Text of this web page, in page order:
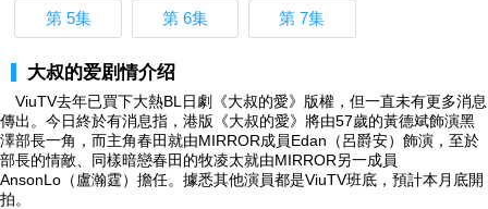
第 5集 第 6集 第 7集
大叔的爱剧情介绍
ViuTV去年已買下大熱BL日劇《大叔的愛》版權，但一直未有更多消息
傳出。今日終於有消息指，港版《大叔的愛》將由57歲的黃德斌飾演黑
澤部長一角，而主角春田就由MIRROR成員Edan（呂爵安）飾演，至於
部長的情敵、同樣暗戀春田的牧凌太就由MIRROR另一成員
AnsonLo（盧瀚霆）擔任。據悉其他演員都是ViuTV班底，預計本月底開
拍。